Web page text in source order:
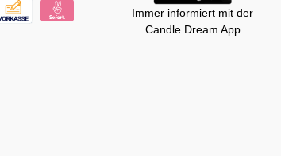
Immer informiert mit der
Candle Dream App